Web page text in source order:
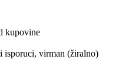
kupovine
isporuci, virman (žiralno)